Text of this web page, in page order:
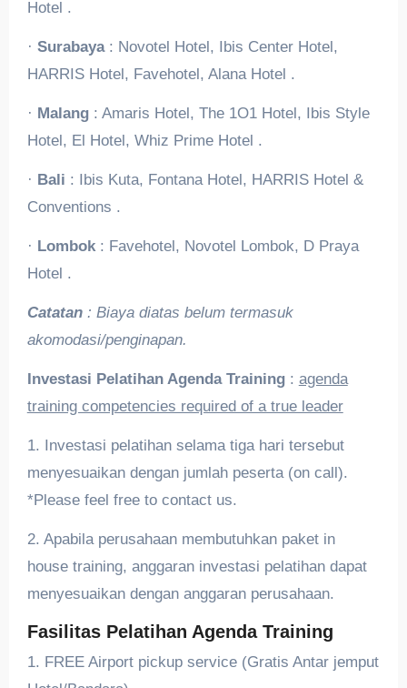
Hotel .
· Surabaya: Novotel Hotel, Ibis Center Hotel,
HARRIS Hotel, Favehotel, Alana Hotel .
· Malang: Amaris Hotel, The 1O1 Hotel, Ibis Style
Hotel, El Hotel, Whiz Prime Hotel .
· Bali : Ibis Kuta, Fontana Hotel, HARRIS Hotel &
Conventions .
· Lombok: Favehotel, Novotel Lombok, D Praya
Hotel .
Catatan : Biaya diatas belum termasuk
akomodasi/penginapan.
Investasi Pelatihan Agenda Training : agenda
training competencies required of a true leader
1. Investasi pelatihan selama tiga hari tersebut
menyesuaikan dengan jumlah peserta (on call).
*Please feel free to contact us.
2. Apabila perusahaan membutuhkan paket in
house training, anggaran investasi pelatihan dapat
menyesuaikan dengan anggaran perusahaan.
Fasilitas Pelatihan Agenda Training
1. FREE Airport pickup service (Gratis Antar jemput